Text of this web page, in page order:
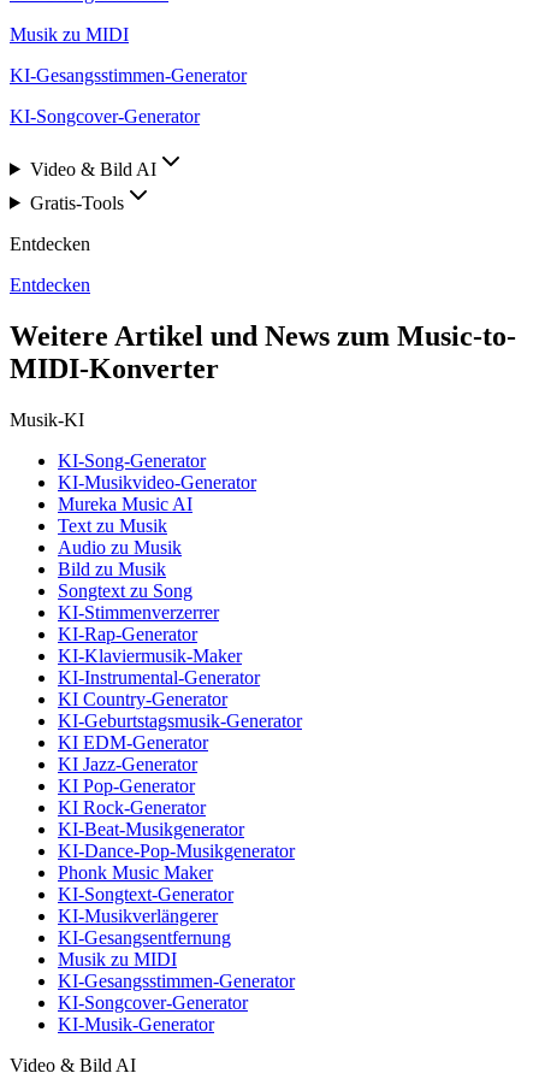
Musik zu MIDI
KI-Gesangsstimmen-Generator
KI-Songcover-Generator
Video & Bild AI
Gratis-Tools
Entdecken
Entdecken
Weitere Artikel und News zum Music-to-
MIDI-Konverter
Musik-KI
KI-Song-Generator
KI-Musikvideo-Generator
Mureka Music AI
Text zu Musik
Audio zu Musik
Bild zu Musik
Songtext zu Song
KI-Stimmenverzerrer
KI-Rap-Generator
KI-Klaviermusik-Maker
KI-Instrumental-Generator
KI Country-Generator
KI-Geburtstagsmusik-Generator
KI EDM-Generator
KI Jazz-Generator
KI Pop-Generator
KI Rock-Generator
KI-Beat-Musikgenerator
KI-Dance-Pop-Musikgenerator
Phonk Music Maker
KI-Songtext-Generator
KI-Musikverlängerer
KI-Gesangsentfernung
Musik zu MIDI
KI-Gesangsstimmen-Generator
KI-Songcover-Generator
KI-Musik-Generator
Video & Bild AI